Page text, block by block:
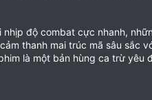
độ combat cực nhanh,
thanh mai trúc mã sâu sắc
là một bản hùng ca trừ yêu